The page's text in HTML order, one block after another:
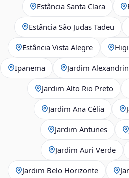
Estância Santa Clara
Estância São Judas Tadeu
Estância Vista Alegre
Ipanema Jardim
Jardim Alto Rio Preto
Jardim Ana Célia
Jardim Antunes
Jardim Auri Verde
Jardim Belo Horizonte